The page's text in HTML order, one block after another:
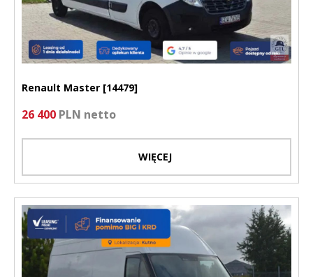
Renault Master [14479]
26 400 PLN netto
WIĘCEJ